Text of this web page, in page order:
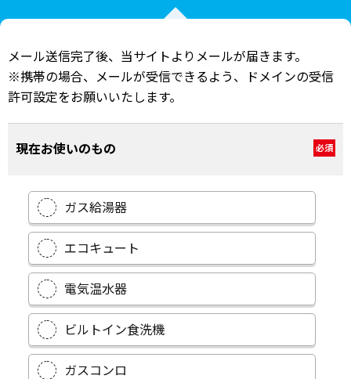
メール送信完了後、当サイトよりメールが届きます。
※携帯の場合、メールが受信できるよう、ドメインの受信
許可設定をお願いいたします。
現在お使いのもの 必須
ガス給湯器
エコキュート
電気温水器
ビルトイン食洗機
ガスコンロ